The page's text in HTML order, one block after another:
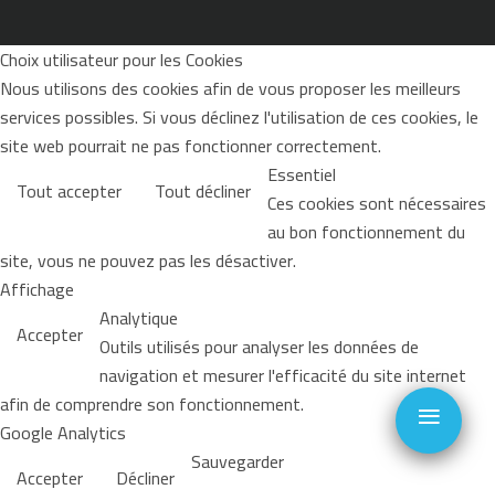
Choix utilisateur pour les Cookies
Nous utilisons des cookies afin de vous proposer les meilleurs
services possibles. Si vous déclinez l'utilisation de ces cookies, le
site web pourrait ne pas fonctionner correctement.
Tout accepter
Tout décliner Essentiel
Ces cookies sont nécessaires
au bon fonctionnement du
site, vous ne pouvez pas les désactiver.
Affichage
Accepter Analytique
Outils utilisés pour analyser les données de
navigation et mesurer l'efficacité du site internet
afin de comprendre son fonctionnement.
Google Analytics
Accepter
Décliner Sauvegarder
≡